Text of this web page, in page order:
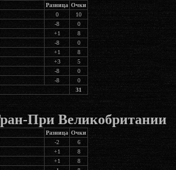
Разница Очки
0
10
-8
0
+1
8
-8
0
+1
8
+3
5
-8
0
-8
0
31
При Великобритании
Разница Очки
-2
6
+1
8
+1
8